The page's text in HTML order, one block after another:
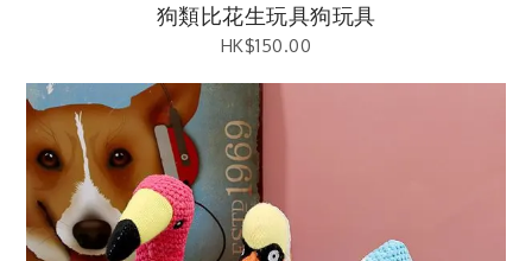
狗類比花生玩具狗玩具
HK$150.00